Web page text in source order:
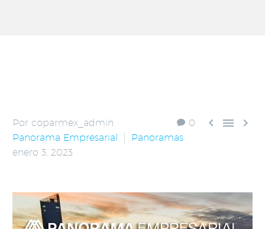
0   
Por coparmex_admin
Panorama Empresarial
Panoramas
enero 3, 2023